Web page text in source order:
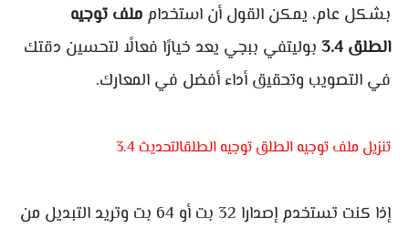
بشكل عام، يمكن القول أن استخدام ملف توجيه
الطلق 3.4
بوليتفي ببجي يعد خيارًا فعالًا لتحسين دقتك
في التصويب وتحقيق أداء أفضل في المعارك.
تنزيل ملف توجيه الطلق توجيه الطلقالتحديث 3.4
إذا كنت تستخدم إصدارا 32 بت أو 64 بت وتريد التبديل من